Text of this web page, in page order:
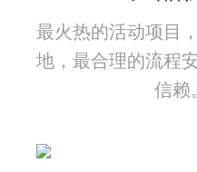
最火热的活动项目
地，最合理的流程
信赖